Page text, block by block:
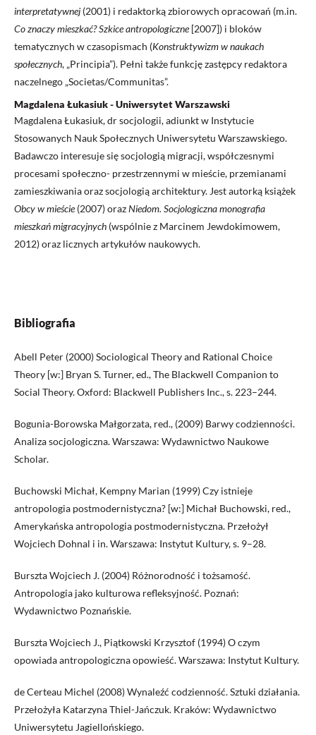
interpretatywnej (2001) i redaktorką zbiorowych opracowań (m.in.
Co znaczy mieszkać? Szkice antropologiczne[2007]) i bloków
tematycznych w czasopismach (Konstruktywizm w naukach
społecznych, „Principia”). Pełni także funkcję zastępcy redaktora
naczelnego „Societas/Communitas”.
Magdalena Łukasiuk - Uniwersytet Warszawski
Magdalena Łukasiuk, dr socjologii, adiunkt w Instytucie
Stosowanych Nauk Społecznych Uniwersytetu Warszawskiego.
Badawczo interesuje się socjologią migracji, współczesnymi
procesami społeczno- przestrzennymi w mieście, przemianami
zamieszkiwania oraz socjologią architektury. Jest autorką książek
Obcy w mieście(2007) orazNiedom. Socjologiczna monografia
mieszkań migracyjnych (wspólnie z Marcinem Jewdokimowem,
2012) oraz licznych artykułów naukowych.
Bibliografia
Abell Peter (2000) Sociological Theory and Rational Choice
Theory [w:] Bryan S. Turner, ed., The Blackwell Companion to
Social Theory. Oxford: Blackwell Publishers Inc., s. 223–244.
Bogunia-Borowska Małgorzata, red., (2009) Barwy codzienności.
Analiza socjologiczna. Warszawa: Wydawnictwo Naukowe
Scholar.
Buchowski Michał, Kempny Marian (1999) Czy istnieje
antropologia postmodernistyczna? [w:] Michał Buchowski, red.,
Amerykańska antropologia postmodernistyczna. Przełożył
Wojciech Dohnal i in. Warszawa: Instytut Kultury, s. 9–28.
Burszta Wojciech J. (2004) Różnorodność i tożsamość.
Antropologia jako kulturowa refleksyjność. Poznań:
Wydawnictwo Poznańskie.
Burszta Wojciech J., Piątkowski Krzysztof (1994) O czym
opowiada antropologiczna opowieść. Warszawa: Instytut Kultury.
de Certeau Michel (2008) Wynaleźć codzienność. Sztuki działania.
Przełożyła Katarzyna Thiel-Jańczuk. Kraków: Wydawnictwo
Uniwersytetu Jagiellońskiego.